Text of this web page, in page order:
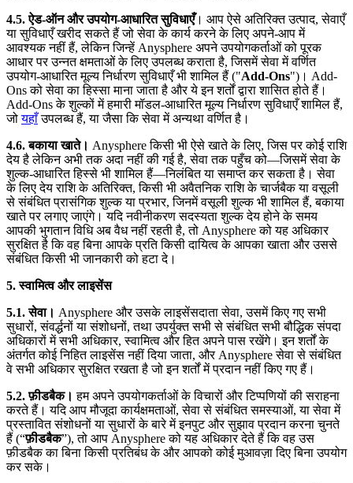
4.5. ऐड-ऑन और उपयोग-आधारित सुविधाएँ। आप ऐसे अतिरिक्त उत्पाद, सेवाएँ
या सुविधाएँ खरीद सकते हैं जो सेवा के कार्य करने के लिए अपने-आप में
आवश्यक नहीं हैं, लेकिन जिन्हें Anysphere अपने उपयोगकर्ताओं को पूरक
आधार पर उन्नत क्षमताओं के लिए उपलब्ध कराता है, जिसमें सेवा में वर्णित
उपयोग-आधारित मूल्य निर्धारण सुविधाएँ भी शामिल हैं ("Add-Ons")। Add-
Ons को सेवा का हिस्सा माना जाता है और ये इन शर्तों द्वारा शासित होते हैं।
Add-Ons के शुल्कों में हमारी मॉडल-आधारित मूल्य निर्धारण सुविधाएँ शामिल हैं,
जोयहाँउपलब्ध हैं, या जैसा कि सेवा में अन्यथा वर्णित है।
4.6. बकाया खाते। Anysphere किसी भी ऐसे खाते के लिए, जिस पर कोई राशि
देय है लेकिन अभी तक अदा नहीं की गई है, सेवा तक पहुँच को—जिसमें सेवा के
शुल्क-आधारित हिस्से भी शामिल हैं—निलंबित या समाप्त कर सकता है। सेवा
के लिए देय राशि के अतिरिक्त, किसी भी अवैतनिक राशि के चार्जबैक या वसूली
से संबंधित प्रासंगिक शुल्क या प्रभार, जिनमें वसूली शुल्क भी शामिल हैं, बकाया
खाते पर लगाए जाएंगे। यदि नवीनीकरण सदस्यता शुल्क देय होने के समय
आपकी भुगतान विधि अब वैध नहीं रहती है, तो Anysphere को यह अधिकार
सुरक्षित है कि वह बिना आपके प्रति किसी दायित्व के आपका खाता और उससे
संबंधित किसी भी जानकारी को हटा दे।
5. स्वामित्व और लाइसेंस
5.1. सेवा। Anysphere और उसके लाइसेंसदाता सेवा, उसमें किए गए सभी
सुधारों, संवर्द्धनों या संशोधनों, तथा उपर्युक्त सभी से संबंधित सभी बौद्धिक संपदा
अधिकारों में सभी अधिकार, स्वामित्व और हित अपने पास रखेंगे। इन शर्तों के
अंतर्गत कोई निहित लाइसेंस नहीं दिया जाता, और Anysphere सेवा से संबंधित
वे सभी अधिकार सुरक्षित रखता है जो इन शर्तों में प्रदान नहीं किए गए हैं।
5.2. फ़ीडबैक। हम अपने उपयोगकर्ताओं के विचारों और टिप्पणियों की सराहना
करते हैं। यदि आप मौजूदा कार्यक्षमताओं, सेवा से संबंधित समस्याओं, या सेवा में
प्रस्तावित संशोधनों या सुधारों के बारे में इनपुट और सुझाव प्रदान करना चुनते
हैं (“फ़ीडबैक”), तो आप Anysphere को यह अधिकार देते हैं कि वह उस
फ़ीडबैक का बिना किसी प्रतिबंध के और आपको कोई मुआवज़ा दिए बिना उपयोग
कर सके।